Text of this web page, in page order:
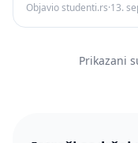
Objavio studenti.rs·13.
Prikazani